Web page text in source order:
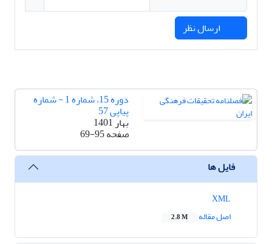
دوره 15، شماره 1 - شماره
پیاپی 57
بهار 1401
صفحه69-95
فایل ها
اصل مقاله
2.8 M